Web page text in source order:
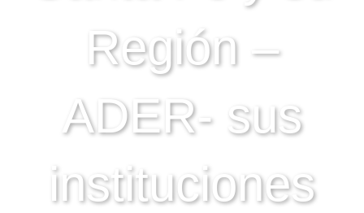
Región –
ADER- sus
instituciones